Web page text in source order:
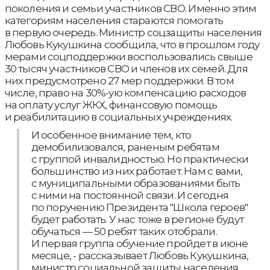
поколения и семьи участников СВО. Именно этим
категориям населения стараются помогать
в первую очередь. Министр соцзащиты населения
Любовь Кукушкина сообщила, что в прошлом году
мерами соцподдержки воспользовались свыше
30 тысяч участников СВО и членов их семей. Для
них предусмотрено 27 мер поддержки. В том
числе, право на 30%-ую компенсацию расходов
на оплату услуг ЖКХ, финансовую помощь
и реабилитацию в социальных учреждениях.
И особенное внимание тем, кто
демобилизовался, раненым ребятам
с группой инвалидностью. Но практически
большинство из них работает. Нам с вами,
с муниципальными образованиями быть
с ними на постоянной связи. И сегодня
по поручению Президента "Школа героев"
будет работать. У нас тоже в регионе будут
обучаться — 50 ребят таких отобрали.
И первая группа обучение пройдет в июне
месяце, - рассказывает Любовь Кукушкина,
министр социальной защиты населения